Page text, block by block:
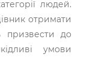
людей.
отримати
призвести до
умови